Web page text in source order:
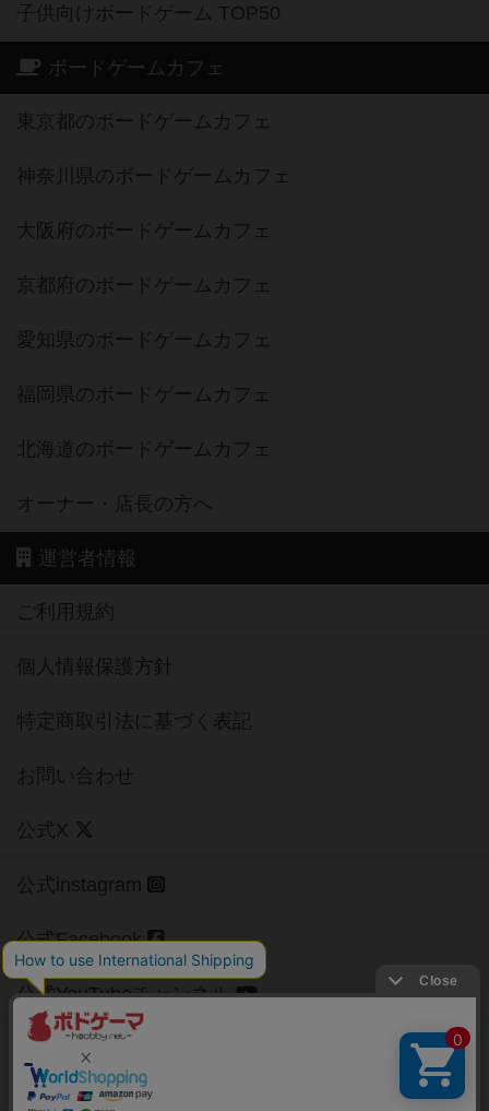
子供向けボードゲーム TOP50
ボードゲームカフェ
東京都のボードゲームカフェ
神奈川県のボードゲームカフェ
大阪府のボードゲームカフェ
京都府のボードゲームカフェ
愛知県のボードゲームカフェ
福岡県のボードゲームカフェ
北海道のボードゲームカフェ
オーナー・店長の方へ
運営者情報
ご利用規約
個人情報保護方針
特定商取引法に基づく表記
お問い合わせ
公式X
公式instagram
公式Facebook
公式YouTubeチャンネル